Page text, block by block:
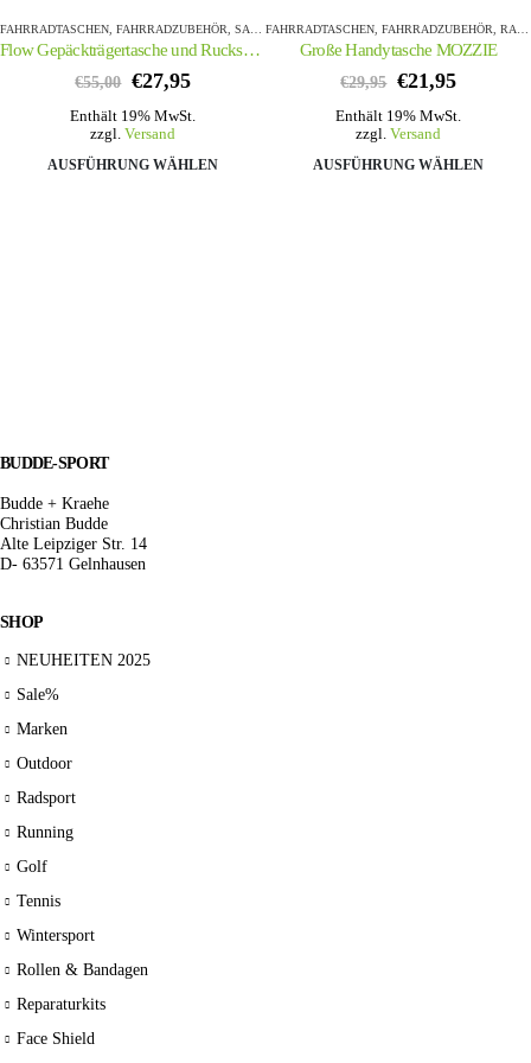
FAHRRADTASCHEN FAHRRADZUBEHÖR SALE%
Flow Gepäckträgertasche und Rucksack
€55,00 Ursprünglicher
war:
€55,00
€27,95Aktueller
ist:
Enthält 19% MwSt.
zzgl. Versand
AUSFÜHRUNG WÄHLEN
FAHRRADTASCHEN FAHRRADZUBEHÖR RADSPORT
Große Handytasche MOZZIE
€29,95
war:
€29,95
€21,95
ist:
Enthält 19% MwSt.
zzgl. Versand
AUSFÜHRUNG WÄHLEN
BUDDE-SPORT
Budde + Kraehe
Christian Budde
Alte Leipziger Str. 14
D- 63571 Gelnhausen
SHOP
NEUHEITEN 2025
Sale%
Marken
Outdoor
Radsport
Running
Golf
Tennis
Wintersport
Rollen & Bandagen
Reparaturkits
Face Shield